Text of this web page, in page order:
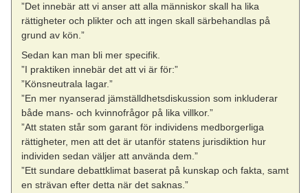
”Det innebär att vi anser att alla människor skall ha lika
rättigheter och plikter och att ingen skall särbehandlas på
grund av kön.”
Sedan kan man bli mer specifik.
”I praktiken innebär det att vi är för:”
”Könsneutrala lagar.”
”En mer nyanserad jämställdhetsdiskussion som inkluderar
både mans- och kvinnofrågor på lika villkor.”
”Att staten står som garant för individens medborgerliga
rättigheter, men att det är utanför statens jurisdiktion hur
individen sedan väljer att använda dem.”
”Ett sundare debattklimat baserat på kunskap och fakta, samt
en strävan efter detta när det saknas.”